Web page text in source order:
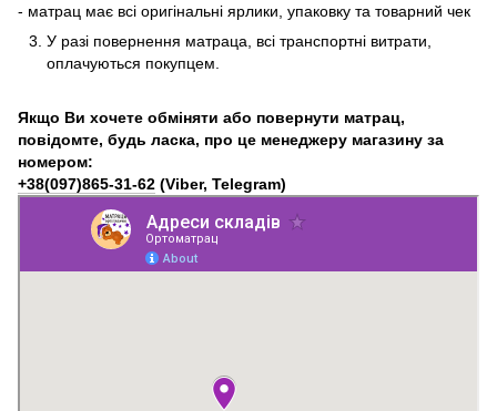
- матрац має всі оригінальні ярлики, упаковку та товарний чек
У разі повернення матраца, всі транспортні витрати,
оплачуються покупцем.
Якщо Ви хочете обміняти або повернути матрац,
повідомте, будь ласка, про це менеджеру магазину за
номером:
+38(097)865-31-62 (Viber, Telegram)